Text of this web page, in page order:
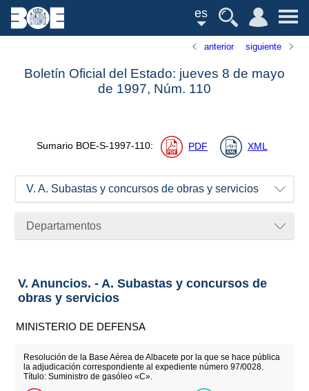
es
anterior siguiente
Boletín Oficial del Estado: jueves 8 de mayo
de 1997, Núm. 110
Sumario BOE-S-1997-110: PDF XML
V. A. Subastas y concursos de obras y servicios
Departamentos
V. Anuncios. - A. Subastas y concursos de
obras y servicios
MINISTERIO DE DEFENSA
Resolución de la Base Aérea de Albacete por la que se hace pública
la adjudicación correspondiente al expediente número 97/0028.
Título: Suministro de gasóleo «C».